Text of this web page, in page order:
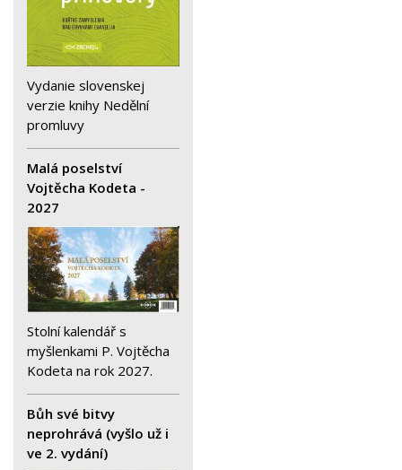
Vydanie slovenskej
verzie knihy Nedělní
promluvy
Malá poselství
Vojtěcha Kodeta -
2027
Stolní kalendář s
myšlenkami P. Vojtěcha
Kodeta na rok 2027.
Bůh své bitvy
neprohrává (vyšlo už i
ve 2. vydání)